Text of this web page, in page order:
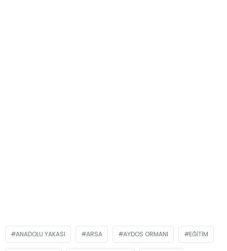
ANADOLU YAKASI ARSA AYDOS ORMANI EĞITIM